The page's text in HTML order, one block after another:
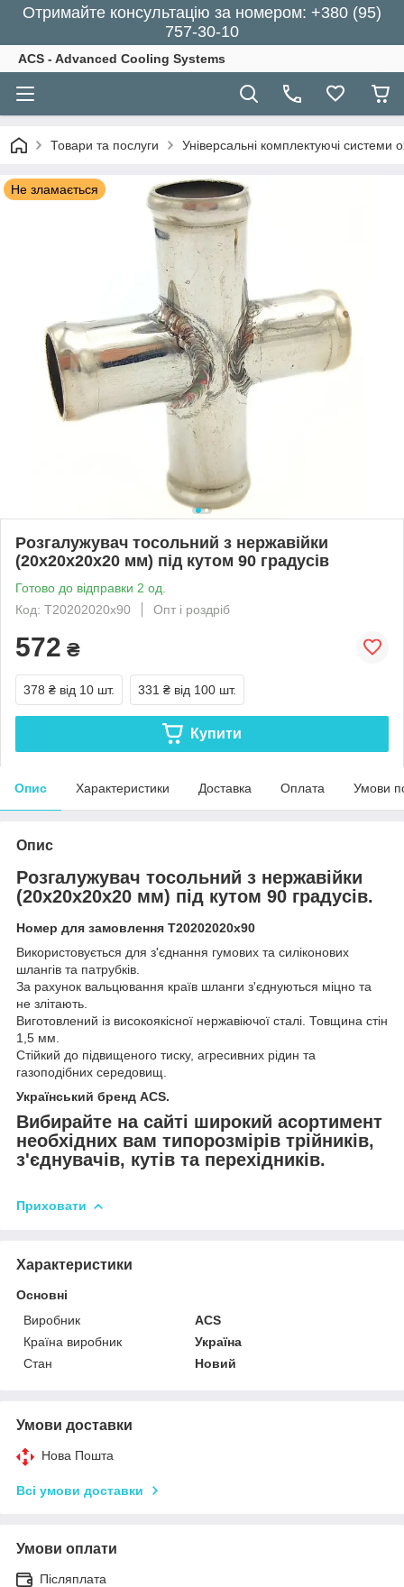
Отримайте консультацію за номером: +380 (95)
757-30-10
ACS - Advanced Cooling Systems
Товари та послуги Універсальні комплектуючі системи
Не зламається
Розгалужувач тосольний з нержавійки
(20x20x20x20 мм) під кутом 90 градусів
Готово до відправки 2 од.
Код: Т20202020х90
Опт і роздріб
572 ₴
378 ₴ від 10 шт. 331 ₴ від 100 шт.
Купити
Опис Характеристики Доставка Оплата Умови
Опис
Розгалужувач тосольний з нержавійки
(20x20x20x20 мм) під кутом 90 градусів.
Номер для замовлення Т20202020х90
Використовується для з'єднання гумових та силіконових
шлангів та патрубків.
За рахунок вальцювання країв шланги з'єднуються міцно та
не злітають.
Виготовлений із високоякісної нержавіючої сталі. Товщина стін
1,5 мм.
Стійкий до підвищеного тиску, агресивних рідин та
газоподібних середовищ.
Український бренд ACS.
Вибирайте на сайті широкий асортимент
необхідних вам типорозмірів трійників,
з'єднувачів, кутів та перехідників.
Приховати
Характеристики
Основні
Виробник
ACS
Країна виробник
Україна
Стан
Новий
Умови доставки
Нова Пошта
Всі умови доставки
Умови оплати
Післяплата